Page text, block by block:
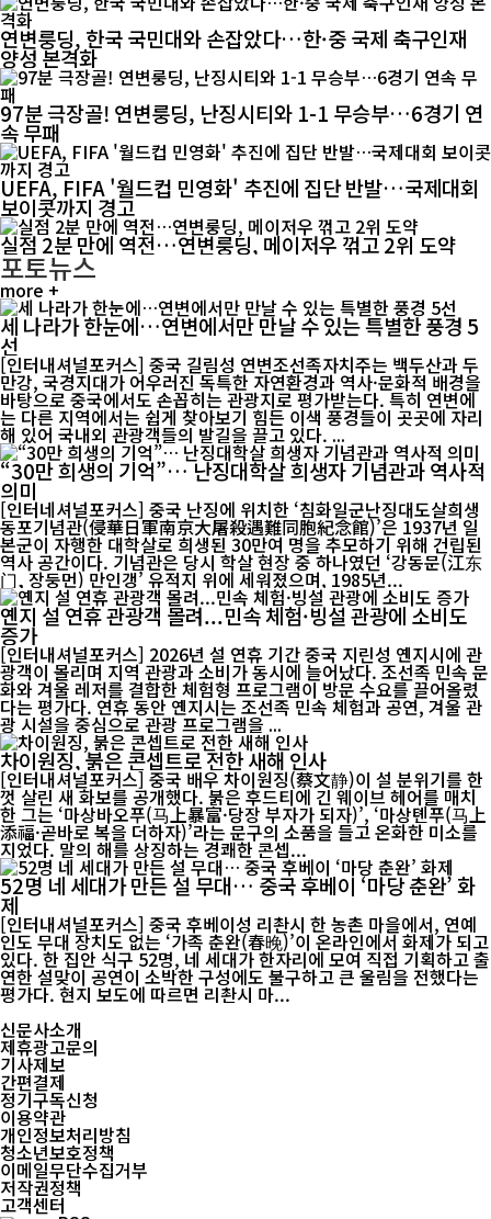
연변룽딩, 한국 국민대와 손잡았다…한·중 국제 축구인재
양성 본격화
97분 극장골! 연변룽딩, 난징시티와 1-1 무승부…6경기 연
속 무패
UEFA, FIFA '월드컵 민영화' 추진에 집단 반발…국제대회
보이콧까지 경고
실점 2분 만에 역전…연변룽딩, 메이저우 꺾고 2위 도약
포토뉴스
more +
세 나라가 한눈에…연변에서만 만날 수 있는 특별한 풍경 5
선
[인터내셔널포커스] 중국 길림성 연변조선족자치주는 백두산과 두
만강, 국경지대가 어우러진 독특한 자연환경과 역사·문화적 배경을
바탕으로 중국에서도 손꼽히는 관광지로 평가받는다. 특히 연변에
는 다른 지역에서는 쉽게 찾아보기 힘든 이색 풍경들이 곳곳에 자리
해 있어 국내외 관광객들의 발길을 끌고 있다. ...
“30만 희생의 기억”… 난징대학살 희생자 기념관과 역사적
의미
[인터네셔널포커스] 중국 난징에 위치한 ‘침화일군난징대도살희생
동포기념관(侵華日軍南京大屠殺遇難同胞紀念館)’은 1937년 일
본군이 자행한 대학살로 희생된 30만여 명을 추모하기 위해 건립된
역사 공간이다. 기념관은 당시 학살 현장 중 하나였던 ‘강동문(江东
门, 장둥먼) 만인갱’ 유적지 위에 세워졌으며, 1985년...
옌지 설 연휴 관광객 몰려...민속 체험·빙설 관광에 소비도
증가
[인터내셔널포커스] 2026년 설 연휴 기간 중국 지린성 옌지시에 관
광객이 몰리며 지역 관광과 소비가 동시에 늘어났다. 조선족 민속 문
화와 겨울 레저를 결합한 체험형 프로그램이 방문 수요를 끌어올렸
다는 평가다. 연휴 동안 옌지시는 조선족 민속 체험과 공연, 겨울 관
광 시설을 중심으로 관광 프로그램을 ...
차이원징, 붉은 콘셉트로 전한 새해 인사
[인터내셔널포커스] 중국 배우 차이원징(蔡文静)이 설 분위기를 한
껏 살린 새 화보를 공개했다. 붉은 후드티에 긴 웨이브 헤어를 매치
한 그는 ‘마상바오푸(马上暴富·당장 부자가 되자)’, ‘마상톈푸(马上
添福·곧바로 복을 더하자)’라는 문구의 소품을 들고 온화한 미소를
지었다. 말의 해를 상징하는 경쾌한 콘셉...
52명 네 세대가 만든 설 무대… 중국 후베이 ‘마당 춘완’ 화
제
[인터내셔널포커스] 중국 후베이성 리촨시 한 농촌 마을에서, 연예
인도 무대 장치도 없는 ‘가족 춘완(春晚)’이 온라인에서 화제가 되고
있다. 한 집안 식구 52명, 네 세대가 한자리에 모여 직접 기획하고 출
연한 설맞이 공연이 소박한 구성에도 불구하고 큰 울림을 전했다는
평가다. 현지 보도에 따르면 리촨시 마...
신문사소개
제휴광고문의
기사제보
간편결제
정기구독신청
이용약관
개인정보처리방침
청소년보호정책
이메일무단수집거부
저작권정책
고객센터